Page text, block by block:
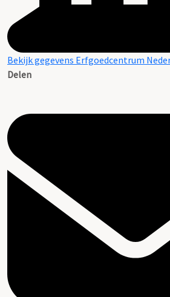
Bekijk gegevens Erfgoedcentrum
Delen